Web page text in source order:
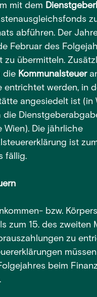
mit dem
abführen. Der
Februar des
zu übermitteln.
die Kommunalsteuer
entrichtet werden, in
angesiedelt ist (in
die
Wien). Die jährliche
ist
fällig.
bzw.
zum 15. des zweiten
zu
beim